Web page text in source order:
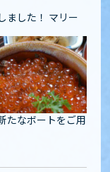
ました！ マリー
たなボートをご用